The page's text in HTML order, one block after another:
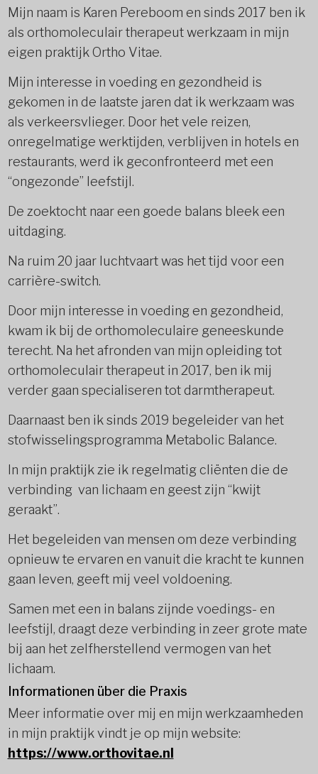
Mijn naam is Karen Pereboom en sinds 2017 ben ik
als orthomoleculair therapeut werkzaam in mijn
eigen praktijk Ortho Vitae.
Mijn interesse in voeding en gezondheid is
gekomen in de laatste jaren dat ik werkzaam was
als verkeersvlieger. Door het vele reizen,
onregelmatige werktijden, verblijven in hotels en
restaurants, werd ik geconfronteerd met een
“ongezonde” leefstijl.
De zoektocht naar een goede balans bleek een
uitdaging.
Na ruim 20 jaar luchtvaart was het tijd voor een
carrière-switch.
Door mijn interesse in voeding en gezondheid,
kwam ik bij de orthomoleculaire geneeskunde
terecht. Na het afronden van mijn opleiding tot
orthomoleculair therapeut in 2017, ben ik mij
verder gaan specialiseren tot darmtherapeut.
Daarnaast ben ik sinds 2019 begeleider van het
stofwisselingsprogramma Metabolic Balance.
In mijn praktijk zie ik regelmatig cliënten die de
verbinding van lichaam en geest zijn “kwijt
geraakt”.
Het begeleiden van mensen om deze verbinding
opnieuw te ervaren en vanuit die kracht te kunnen
gaan leven, geeft mij veel voldoening.
Samen met een in balans zijnde voedings- en
leefstijl, draagt deze verbinding in zeer grote mate
bij aan het zelfherstellend vermogen van het
lichaam.
Informationen über die Praxis
Meer informatie over mij en mijn werkzaamheden
in mijn praktijk vindt je op mijn website:
https://www.orthovitae.nl